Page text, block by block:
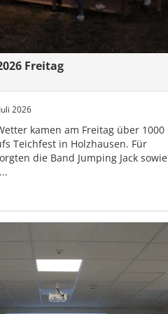
Freitag
2026
kamen am Freitag über 1000
Teichfest in Holzhausen. Für
die Band Jumping Jack sowie